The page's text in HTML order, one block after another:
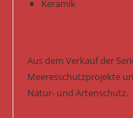
Keramik
Aus dem Verkauf der
Meeresschutzprojekte
Natur- und Artenschutz.